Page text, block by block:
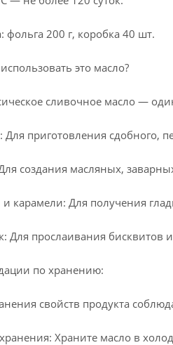
фольга 200 г, коробка 40 шт.
это масло?
сливочное масло —
приготовления сдобного,
создания масляных,
и карамели: Для получения
Для прослаивания бисквитов
по хранению:
свойств продукта
Храните масло в